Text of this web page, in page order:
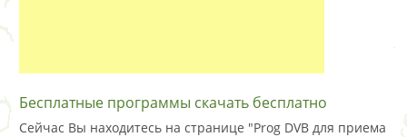
Бесплатные программы скачать бесплатно
Сейчас Вы находитесь на странице "Prog DVB для приема